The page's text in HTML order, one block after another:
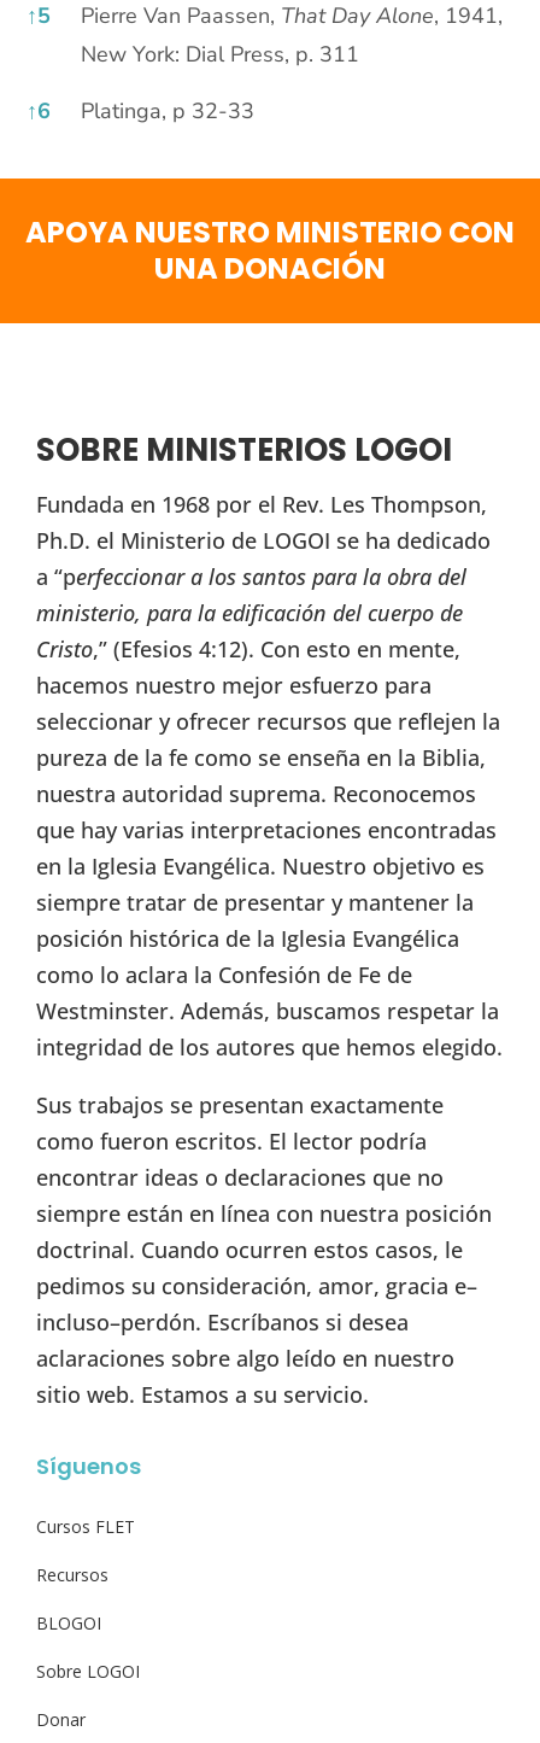
↑5 Pierre Van Paassen, That Day Alone, 1941,
New York: Dial Press, p. 311
↑6 Platinga, p 32-33
APOYA NUESTRO MINISTERIO CON
UNA DONACIÓN
SOBRE MINISTERIOS LOGOI
Fundada en 1968 por el Rev. Les Thompson,
Ph.D. el Ministerio de LOGOI se ha dedicado
a “perfeccionar a los santos para la obra del
ministerio, para la edificación del cuerpo de
Cristo,” (Efesios 4:12). Con esto en mente,
hacemos nuestro mejor esfuerzo para
seleccionar y ofrecer recursos que reflejen la
pureza de la fe como se enseña en la Biblia,
nuestra autoridad suprema. Reconocemos
que hay varias interpretaciones encontradas
en la Iglesia Evangélica. Nuestro objetivo es
siempre tratar de presentar y mantener la
posición histórica de la Iglesia Evangélica
como lo aclara la Confesión de Fe de
Westminster. Además, buscamos respetar la
integridad de los autores que hemos elegido.
Sus trabajos se presentan exactamente
como fueron escritos. El lector podría
encontrar ideas o declaraciones que no
siempre están en línea con nuestra posición
doctrinal. Cuando ocurren estos casos, le
pedimos su consideración, amor, gracia e–
incluso–perdón. Escríbanos si desea
aclaraciones sobre algo leído en nuestro
sitio web. Estamos a su servicio.
Síguenos
Cursos FLET
Recursos
BLOGOI
Sobre LOGOI
Donar